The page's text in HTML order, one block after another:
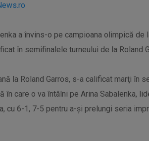
a învins-o pe campioana olimpică de
în semifinalele turneului de la Roland
la Roland Garros, s-a calificat marţi în
care o va întâlni pe Arina Sabalenka,
cu 6-1, 7-5 pentru a-şi prelungi seria